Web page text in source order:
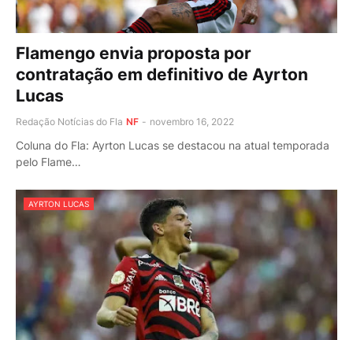
Flamengo envia proposta por
contratação em definitivo de Ayrton
Lucas
Redação Notícias do Fla NF - novembro 16, 2022
Coluna do Fla: Ayrton Lucas se destacou na atual temporada
pelo Flame…
AYRTON LUCAS